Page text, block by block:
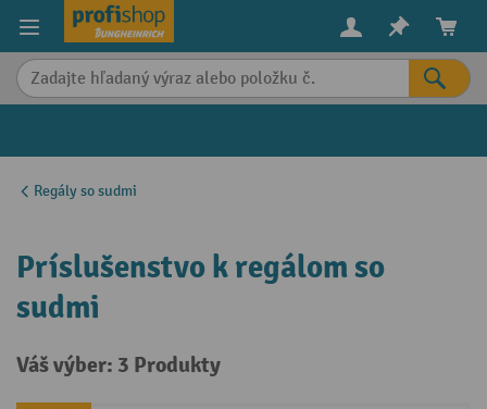
content
Regály so sudmi
Príslušenstvo k regálom so
sudmi
Váš výber: 3 Produkty